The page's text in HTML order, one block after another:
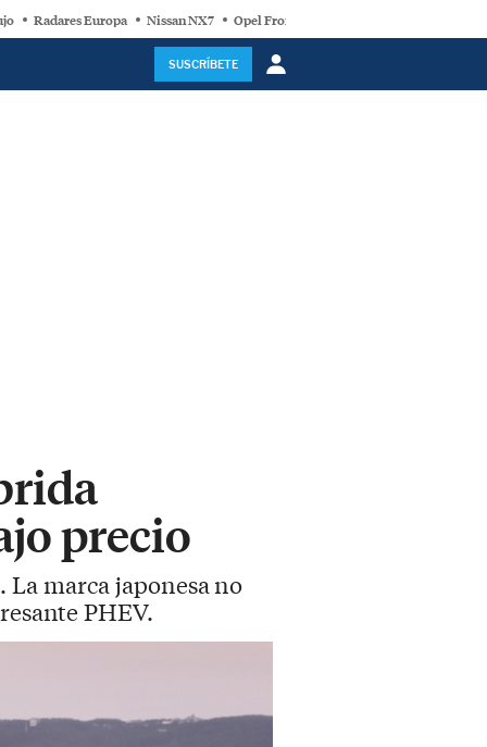
Radares Europa Nissan NX7 Opel Frontera Electric
SUSCRÍBETE
precio
marca japonesa no
PHEV.